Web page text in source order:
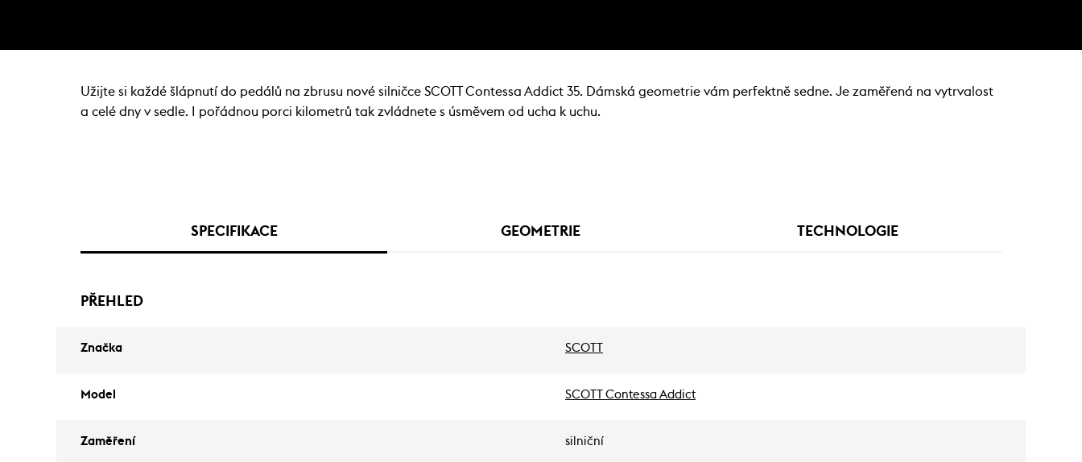
Užijte si každé šlápnutí do pedálů na zbrusu nové silničce SCOTT Contessa Addict 35. Dámská geometrie vám perfektně sedne. Je zaměřená na vytrvalost
a celé dny v sedle. I pořádnou porci kilometrů tak zvládnete s úsměvem od ucha k uchu.
SPECIFIKACE GEOMETRIE TECHNOLOGIE
PŘEHLED
Značka SCOTT
Model SCOTT Contessa Addict
Zaměření silniční